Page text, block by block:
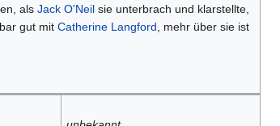
als Jack O'Neilsie unterbrach und klarstellte,
gut mit Catherine Langford , mehr über sie ist